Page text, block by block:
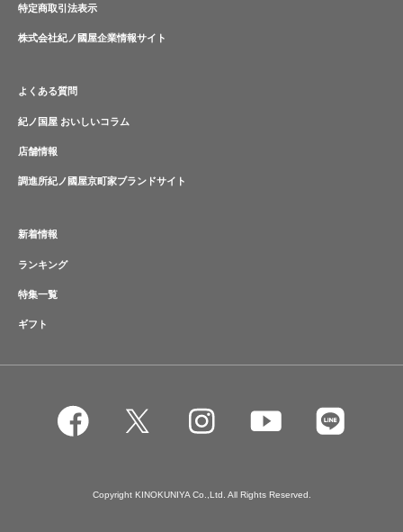
特定商取引法表示
株式会社紀ノ國屋企業情報サイト
よくある質問
紀ノ国屋 おいしいコラム
店舗情報
調進所紀ノ國屋京町家ブランドサイト
新着情報
ランキング
特集一覧
ギフト
Copyright KINOKUNIYA Co.,Ltd. All Rights Reserved.